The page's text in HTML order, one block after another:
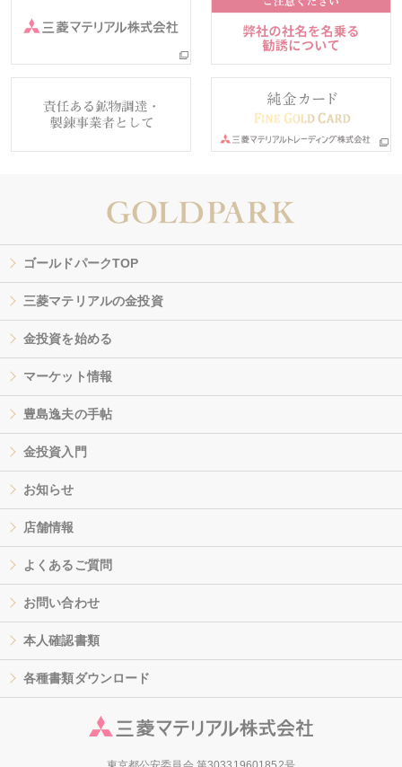
ゴールドパークTOP
三菱マテリアルの金投資
金投資を始める
マーケット情報
豊島逸夫の手帖
金投資入門
お知らせ
店舗情報
よくあるご質問
お問い合わせ
本人確認書類
各種書類ダウンロード